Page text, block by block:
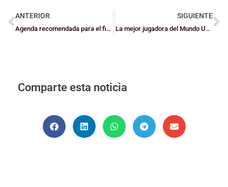
ANTERIOR
Agenda recomendada para el fin de semana
SIGUIENTE
La mejor jugadora del Mundo U18 estará en el VII Torneo Internacional de Baloncesto «Ciudad de Barakaldo” U18 Femenino
Comparte esta noticia